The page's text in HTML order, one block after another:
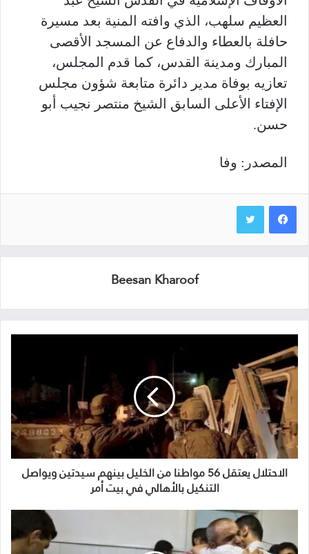
العظيم سلهب، الذي وافته المنية بعد مسيرة
حافلة بالعطاء والدفاع عن المسجد الأقصى
المبارك ومدينة القدس، كما قدم المجلس،
تعازيه بوفاة مدير دائرة متابعة شؤون مجلس
الإفتاء الأعلى السابق الشيخ منتصر نجيب أبو
حسن.
المصدر: وفا
Beesan Kharoof
الاحتلال يعتقل 56 مواطنا من الخليل بينهم سيدتين ويواصل
التنكيل بالأهالي في بيت أمر